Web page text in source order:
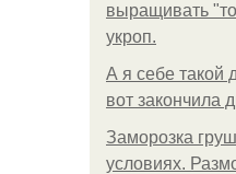
выращивать
укроп.
А я себе такой
вот закончила
Заморозка
условиях.